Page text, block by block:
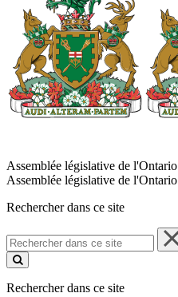
Assemblée législative de l'Ontario
Assemblée législative de l'Ontario
Rechercher dans ce site
Rechercher
dans
ce
Rechercher dans ce site